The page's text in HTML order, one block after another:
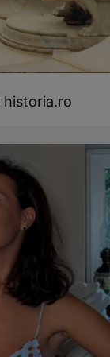
historia.ro